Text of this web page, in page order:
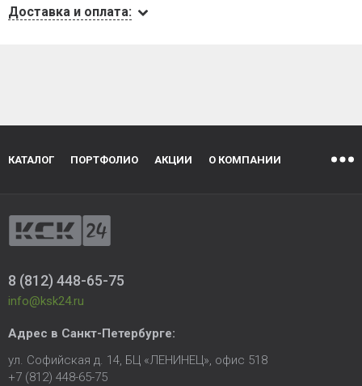
Доставка и оплата:
КАТАЛОГ ПОРТФОЛИО АКЦИИ О КОМПАНИИ
8 (812) 448-65-75
info@ksk24.ru
Адрес в Санкт-Петербурге:
ул. Софийская д. 14, БЦ «ЛЕНИНЕЦ», офис 518
+7 (812) 448-65-75